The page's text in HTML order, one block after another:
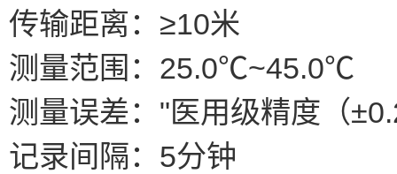
传输距离：≥10米
测量范围：25.0℃~45.0℃
测量误差："医用级精度（
记录间隔：5分钟